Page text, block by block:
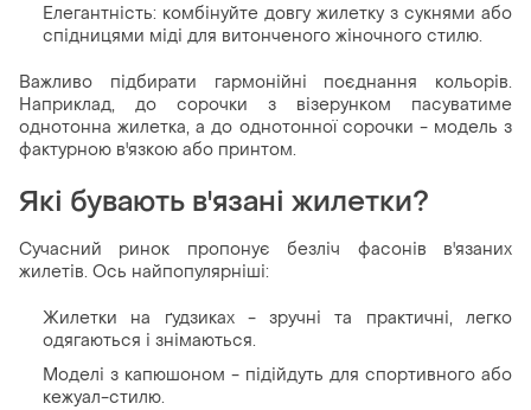
Елегантність: комбінуйте довгу жилетку з сукнями або
спідницями міді для витонченого жіночного стилю.
Важливо підбирати гармонійні поєднання кольорів.
Наприклад, до сорочки з візерунком пасуватиме
однотонна жилетка, а до однотонної сорочки - модель з
фактурною в'язкою або принтом.
Які бувають в'язані жилетки?
Сучасний ринок пропонує безліч фасонів в'язаних
жилетів. Ось найпопулярніші:
Жилетки на ґудзиках - зручні та практичні, легко
одягаються і знімаються.
Моделі з капюшоном - підійдуть для спортивного або
кежуал-стилю.